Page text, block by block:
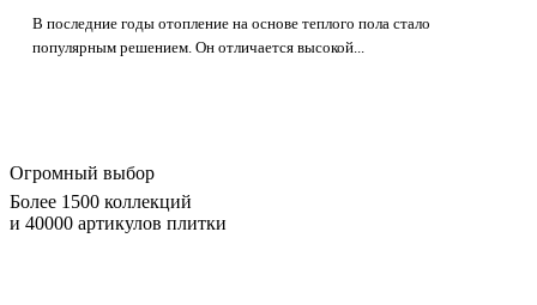
В последние годы отопление на основе теплого пола стало
популярным решением. Он отличается высокой...
Огромный выбор
Более 1500 коллекций
и 40000 артикулов плитки